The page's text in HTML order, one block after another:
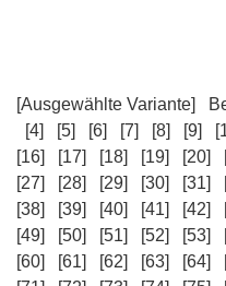
[Ausgewählte Variante]
[4]
[5] [6] [7] [8] [9]
[16]
[17] [18] [19] [20]
[27]
[28] [29] [30] [31]
[38]
[39] [40] [41] [42]
[49]
[50] [51] [52] [53]
[60]
[61] [62] [63] [64]